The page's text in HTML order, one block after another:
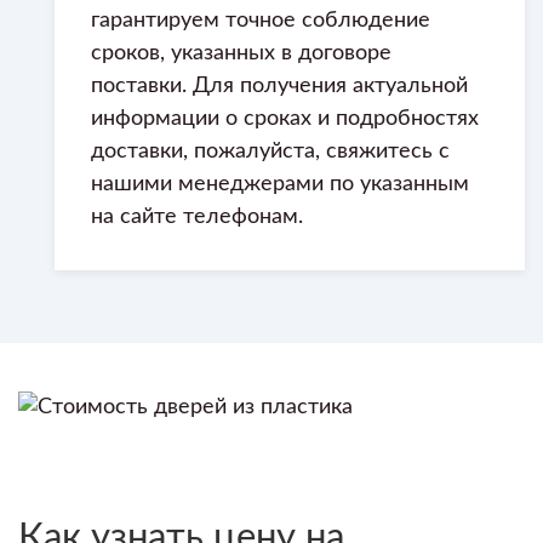
гарантируем точное соблюдение
сроков, указанных в договоре
поставки. Для получения актуальной
информации о сроках и подробностях
доставки, пожалуйста, свяжитесь с
нашими менеджерами по указанным
на сайте телефонам.